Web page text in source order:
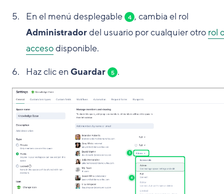
En el menú desplegable
4 , cambia el rol
Administradordel usuario por cualquier otro rol
accesodisponible.
Haz clic en Guardar 5 .